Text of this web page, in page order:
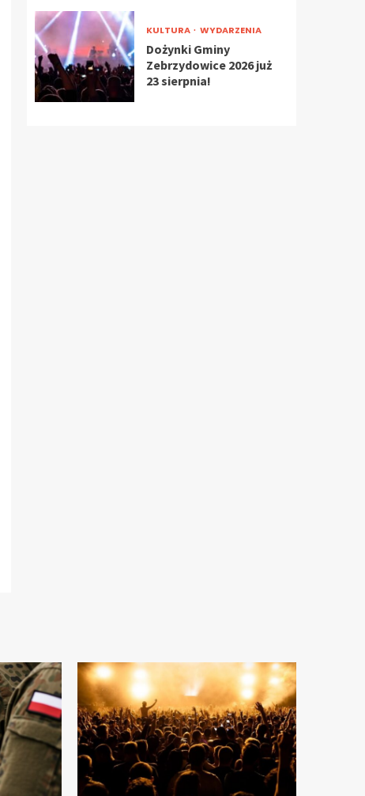
KULTURA WYDARZENIA
Dożynki Gminy
Zebrzydowice 2026 już
23 sierpnia!